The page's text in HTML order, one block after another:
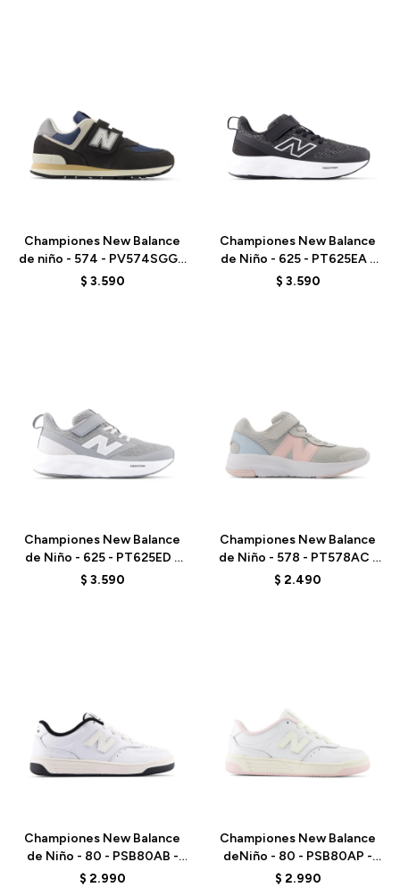
Championes New Balance
de niño - 574 - PV574SGG -
BLACK
$ 3.590
Championes New Balance
de Niño - 625 - PT625EA -
BLACK
$ 3.590
Championes New Balance
de Niño - 625 - PT625ED -
GREY
$ 3.590
Championes New Balance
de Niño - 578 - PT578AC -
GREY
$ 2.490
Championes New Balance
de Niño - 80 - PSB80AB -
ELD
$ 2.990
Championes New Balance
deNiño - 80 - PSB80AP -
ELD
$ 2.990